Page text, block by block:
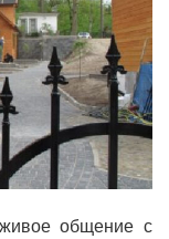
общение с